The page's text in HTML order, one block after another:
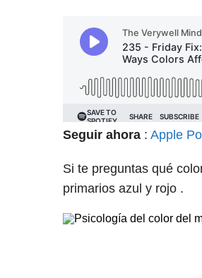
Seguir ahora: Apple
Si te preguntas qué
primarios azul y rojo .